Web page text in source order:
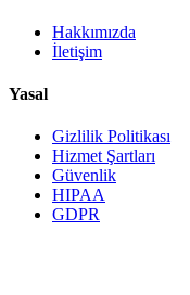
Hakkımızda
İletişim
Yasal
Gizlilik Politikası
Hizmet Şartları
Güvenlik
HIPAA
GDPR